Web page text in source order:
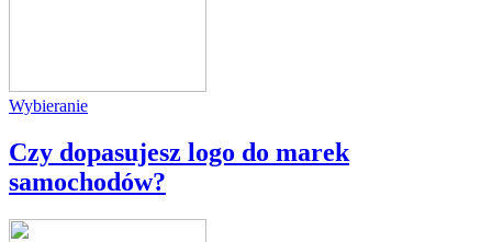
Wybieranie
Czy dopasujesz logo do marek
samochodów?